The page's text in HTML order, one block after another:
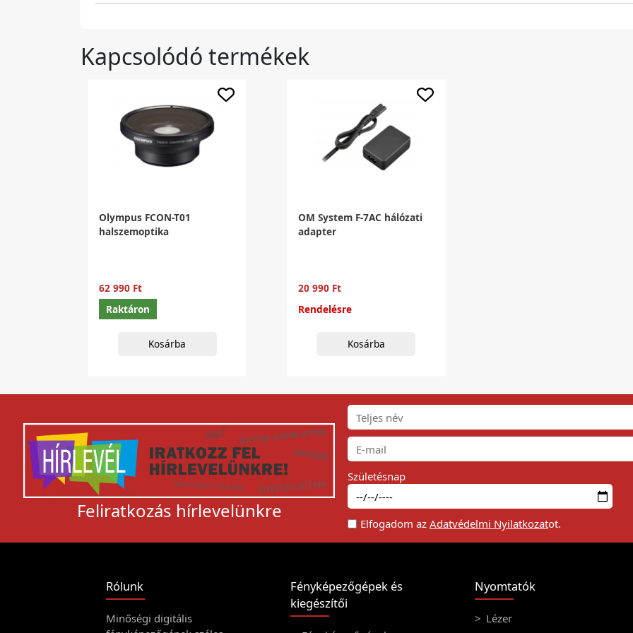
Kapcsolódó termékek
Olympus FCON-T01
halszemoptika
62 990 Ft
Raktáron
Kosárba
OM System F-7AC hálózati
adapter
20 990 Ft
Rendelésre
Kosárba
Feliratkozás hírlevelünkre
Születésnap
Elfogadom az Adatvédelmi Nyilatkozatot.
Rólunk
Minőségi digitális
Fényképezőgépek és
kiegészítői
Nyomtatók
Lézer